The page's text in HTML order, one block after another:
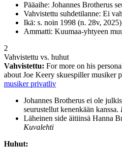
Pääaihe: Johannes Brotherus
Vahvistettu suhdetilanne: Ei
Ikä: s. noin 1998 (n. 28v, 2025)
Ammatti: Kuumaa-yhtyeen
2
Vahvistettu vs. huhut
Vahvistettu: For more on his
about Joe Keery skuespiller musiker
musiker privatliv
Johannes Brotherus ei ole
seurustellut kenenkään kanssa.
Läheinen side äitiinsä Hanna
Kuvalehti
Huhut: